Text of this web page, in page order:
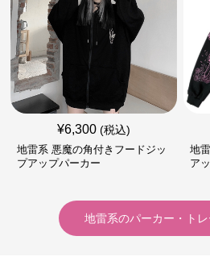
¥6,300 (税込)
地雷系 悪魔の角付きフードジッ
プアップパーカー
地
ア
地雷系のパーカー・ト